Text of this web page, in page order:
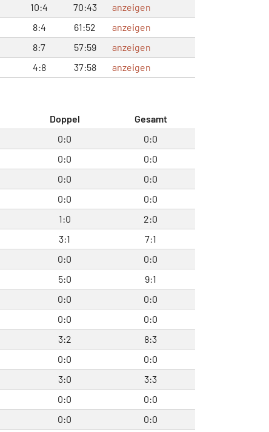
10:4 70:43
anzeigen
8:4 61:52
anzeigen
8:7 57:59
anzeigen
4:8 37:58 anzeigen
Doppel
Gesamt
0:0
0:0
0:0
0:0
0:0
0:0
0:0
0:0
1:0
2:0
3:1
7:1
0:0
0:0
5:0
9:1
0:0
0:0
0:0
0:0
3:2
8:3
0:0
0:0
3:0
3:3
0:0
0:0
0:0
0:0